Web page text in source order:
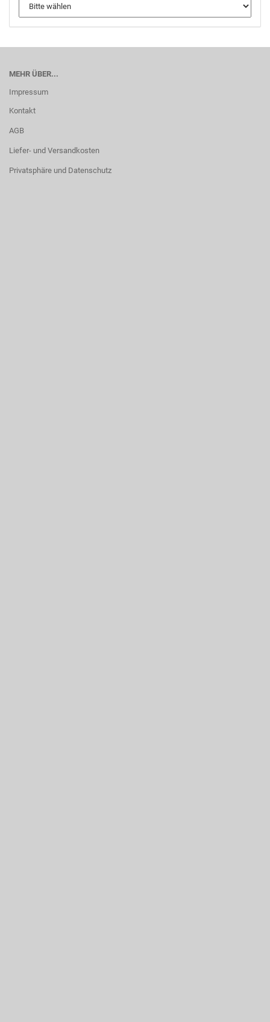
MEHR ÜBER...
Impressum
Kontakt
AGB
Liefer- und Versandkosten
Privatsphäre und Datenschutz